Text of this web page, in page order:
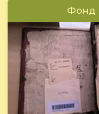
Фонд